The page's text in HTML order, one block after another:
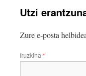
Utzi
Zure e-posta
Iruzkina *